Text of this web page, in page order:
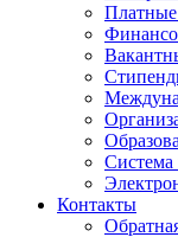
Платные
Система
Контакты